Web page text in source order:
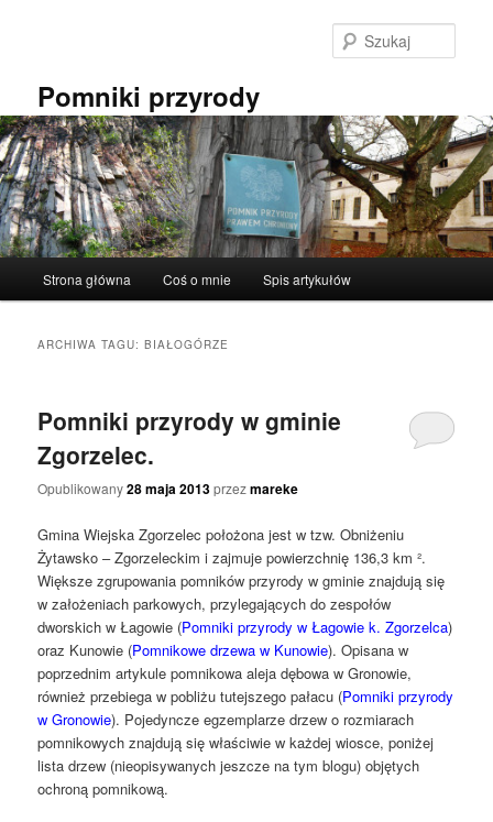
Pomniki przyrody
Strona główna Coś o mnie Spis artykułów
ARCHIWA TAGU:BIAŁOGÓRZE
Pomniki przyrody w gminie
Zgorzelec.
Opublikowany28 maja 2013przezmareke
Gmina Wiejska Zgorzelec położona jest w tzw. Obniżeniu
Żytawsko – Zgorzeleckim i zajmuje powierzchnię 136,3 km ².
Większe zgrupowania pomników przyrody w gminie znajdują się
w założeniach parkowych, przylegających do zespołów
dworskich w Łagowie (Pomniki przyrody w Łagowie k. Zgorzelca)
oraz Kunowie (Pomnikowe drzewa w Kunowie). Opisana w
poprzednim artykule pomnikowa aleja dębowa w Gronowie,
również przebiega w pobliżu tutejszego pałacu (Pomniki przyrody
w Gronowie). Pojedyncze egzemplarze drzew o rozmiarach
pomnikowych znajdują się właściwie w każdej wiosce, poniżej
lista drzew (nieopisywanych jeszcze na tym blogu) objętych
ochroną pomnikową.